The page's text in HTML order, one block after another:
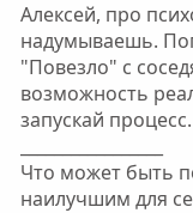
Алексей, про
надумываешь.
"Повезло" с
возможность
запускай процесс.
Что может быть
наилучшим для